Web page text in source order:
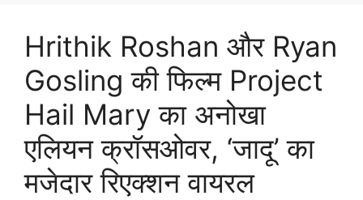
Hrithik Roshan और Ryan
Gosling की फिल्म Project
Hail Mary का अनोखा
एलियन क्रॉसओवर, ‘जादू’ का
मजेदार रिएक्शन वायरल